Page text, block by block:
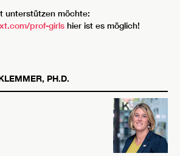
unterstützen möchte:
prof-girls hier ist es möglich!
, PH.D.